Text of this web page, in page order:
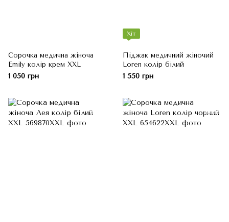
Сорочка медична жіноча
Emily колір крем XXL
1 050 грн
Хіт
Піджак медичний жіночий
Loren колір білий
1 550 грн